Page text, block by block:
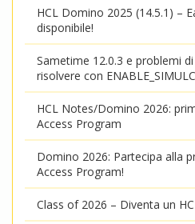
HCL Domino 2025 (14.5.1) –
disponibile!
Sametime 12.0.3 e problemi
risolvere con
HCL Notes/Domino 2026:
Access Program
Domino 2026: Partecipa alla
Access Program!
Class of 2026 – Diventa un